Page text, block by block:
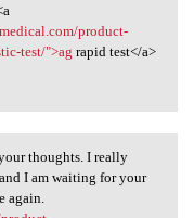
product-
test/">ag rapid test</a>
your
thoughts. I really
I am waiting for your
again.